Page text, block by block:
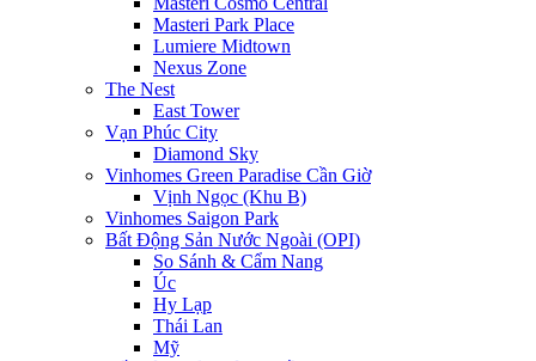
Masteri Park Place
Lumiere Midtown
Nexus Zone
The Nest
East Tower
Vạn Phúc City
Diamond Sky
Vinhomes Green Paradise Cần Giờ
Vịnh Ngọc (Khu B)
Vinhomes Saigon Park
Bất Động Sản Nước Ngoài (OPI)
So Sánh & Cẩm Nang
Úc
Hy Lạp
Thái Lan
Mỹ